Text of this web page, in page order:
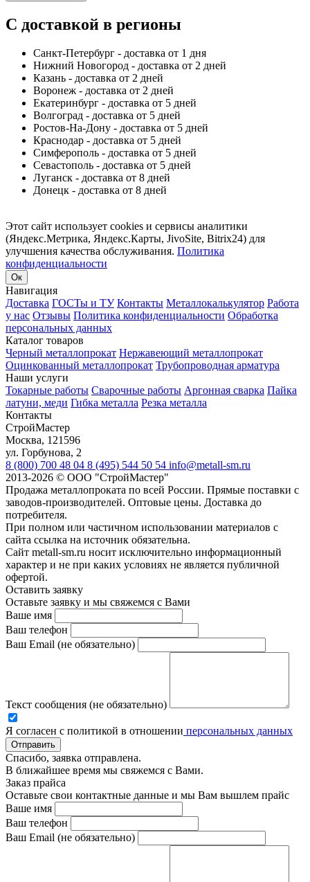
С доставкой в регионы
Санкт-Петербург - доставка от 1 дня
Нижний Новогород - доставка от 2 дней
Казань - доставка от 2 дней
Воронеж - доставка от 2 дней
Екатеринбург - доставка от 5 дней
Волгоград - доставка от 5 дней
Ростов-На-Дону - доставка от 5 дней
Краснодар - доставка от 5 дней
Симферополь - доставка от 5 дней
Севастополь - доставка от 5 дней
Луганск - доставка от 8 дней
Донецк - доставка от 8 дней
Этот сайт использует cookies и сервисы аналитики
(Яндекс.Метрика, Яндекс.Карты, JivoSite, Bitrix24) для
улучшения качества обслуживания. Политика
конфиденциальности
Ок
Навигация
Доставка ГОСТы и ТУ Контакты Металлокалькулятор Работа
у нас Отзывы Политика конфиденциальности Обработка
персональных данных
Каталог товаров
Черный металлопрокат Нержавеющий металлопрокат
Оцинкованный металлопрокат Трубопроводная арматура
Наши услуги
Токарные работы Сварочные работы Аргонная сварка Пайка
латуни, меди Гибка металла Резка металла
Контакты
СтройМастер
Москва, 121596
ул. Горбунова, 2
8 (800) 700 48 04 8 (495) 544 50 54 info@metall-sm.ru
2013-2026 © ООО "СтройМастер"
Продажа металлопроката по всей России. Прямые поставки с
заводов-производителей. Оптовые цены. Доставка до
потребителя.
При полном или частичном использовании материалов с
сайта ссылка на источник обязательна.
Сайт metall-sm.ru носит исключительно информационный
характер и не при каких условиях не является публичной
офертой.
Оставить заявку
Оставьте заявку и мы свяжемся с Вами
Ваше имя
Ваш телефон
Ваш Email (не обязательно)
Текст сообщения (не обязательно)
Я согласен с политикой в отношении персональных данных
Отправить
Спасибо, заявка отправлена.
В ближайшее время мы свяжемся с Вами.
Заказ прайса
Оставьте свои контактные данные и мы Вам вышлем прайс
Ваше имя
Ваш телефон
Ваш Email (не обязательно)